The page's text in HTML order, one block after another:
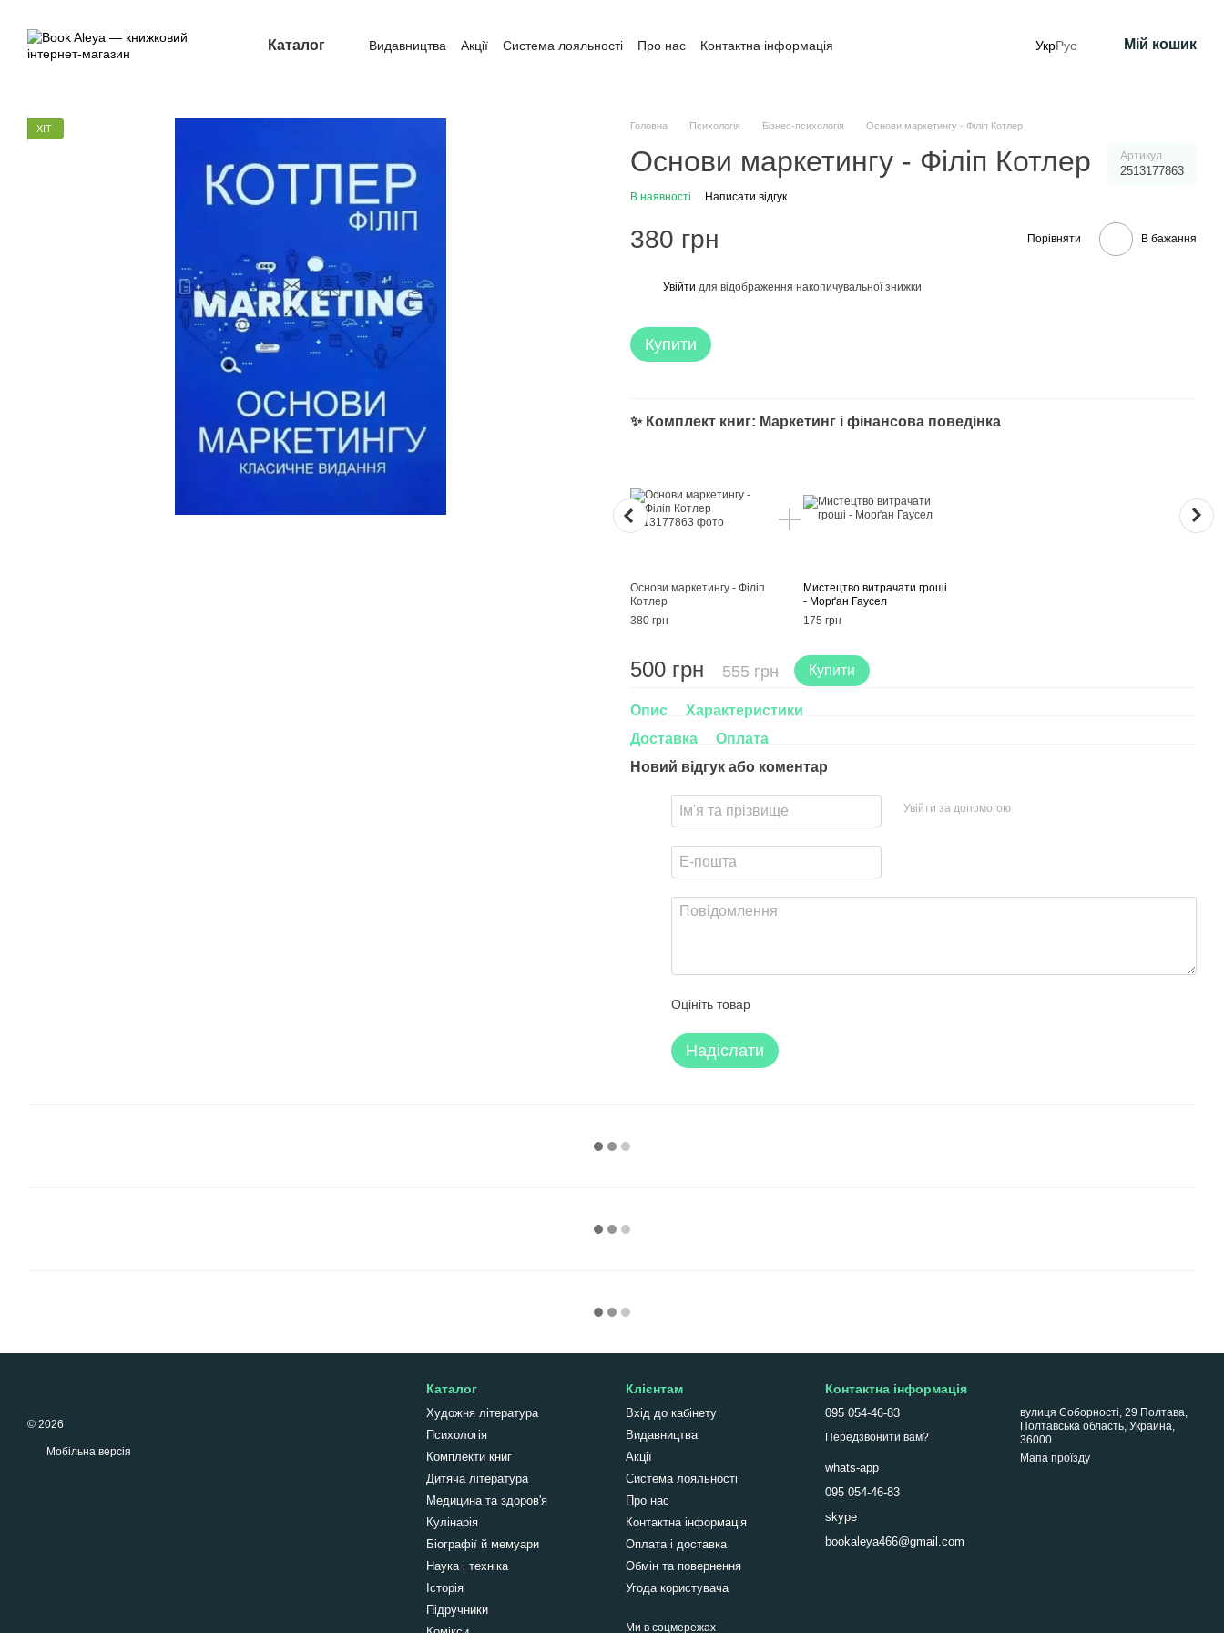
Каталог Видавництва Акції Система лояльності Про нас
Контактна інформація
УкрРус Мій кошик
ХІТ Головна Психологія Бізнес-психологія Основи маркетингу - Філіп Котлер
Основи маркетингу - Філіп Котлер Артикул
2513177863
В наявності Написати відгук
380 грн Порівняти В бажання
Увійти для відображення накопичувальної знижки
Купити
✨ Комплект книг: Маркетинг і фінансова поведінка
Основи маркетингу - Філіп
Котлер
380 грн
Мистецтво витрачати гроші
- Морґан Гаусел
175 грн
500 грн 555 грн Купити
Опис
Характеристики
Доставка
Оплата
Новий відгук або коментар
Увійти за допомогою
Оцініть товар
Надіслати
© 2026
Мобільна версія
Каталог
Художня література
Психологія
Комплекти книг
Дитяча література
Медицина та здоров'я
Кулінарія
Біографії й мемуари
Наука і техніка
Історія
Підручники
Клієнтам
Вхід до кабінету
Видавництва
Акції
Система лояльності
Про нас
Контактна інформація
Оплата і доставка
Обмін та повернення
Угода користувача
Ми в соцмережах
Контактна інформація
095 054-46-83
Передзвонити вам?
whats-app
095 054-46-83
skype
bookaleya466@gmail.com
вулиця Соборності, 29 Полтава,
Полтавська область, Украина,
36000
Мапа проїзду